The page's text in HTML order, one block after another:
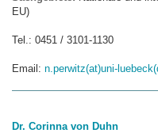
EU)
Tel.: 0451 / 3101-1130
Email: n.perwitz(at)uni-
Dr. Corinna von Duhn